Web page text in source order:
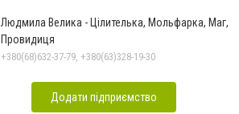
Людмила Велика - Цілителька, Мольфарка, Маг,
Провидиця
+380(68)632-37-79, +380(63)328-19-30
Додати підприємство